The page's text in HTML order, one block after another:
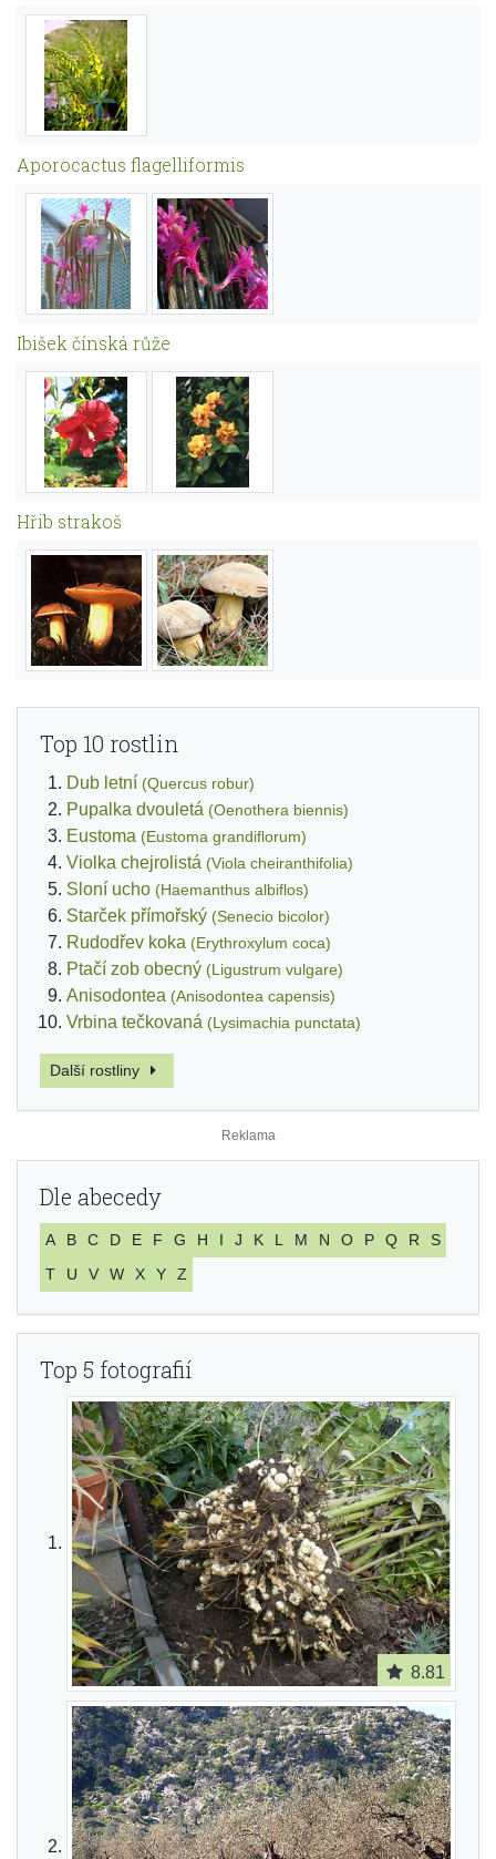
Aporocactus flagelliformis
Ibišek čínská růže
Hřib strakoš
Top 10 rostlin
Dub letní (Quercus robur)
Pupalka dvouletá (Oenothera biennis)
Eustoma (Eustoma grandiflorum)
Violka chejrolistá (Viola cheiranthifolia)
Sloní ucho (Haemanthus albiflos)
Starček přímořský (Senecio bicolor)
Rudodřev koka (Erythroxylum coca)
Ptačí zob obecný (Ligustrum vulgare)
Anisodontea (Anisodontea capensis)
Vrbina tečkovaná (Lysimachia punctata)
Další rostliny
Dle abecedy
A B C D E F G H I J K L M N O P Q R
S
T
U V W X Y Z
Top 5 fotografií
8.81